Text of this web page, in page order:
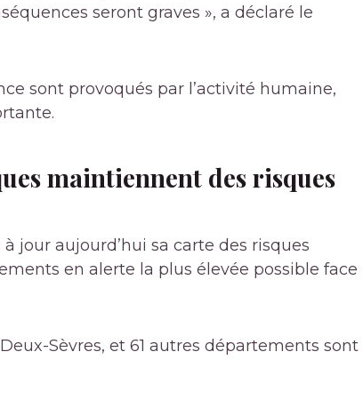
seront graves », a déclaré le
sont provoqués par l’activité humaine,
.
maintiennent des risques
à jour aujourd’hui sa carte des risques
en alerte la plus élevée possible face
Sèvres, et 61 autres départements sont